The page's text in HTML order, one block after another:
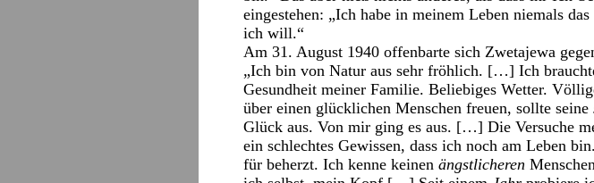
eingestehen: „Ich habe in meinem Leben niemals
ich will.“
Am 31. August 1940 offenbarte sich Zwetajewa
„Ich bin von Natur aus sehr fröhlich. […] Ich
Gesundheit meiner Familie. Beliebiges Wetter.
über einen glücklichen Menschen freuen, sollte seine
Glück aus. Von mir ging es aus. […] Die Versuche
ein schlechtes Gewissen, dass ich noch am Leben
für beherzt. Ich kenne keinen ängstlicheren